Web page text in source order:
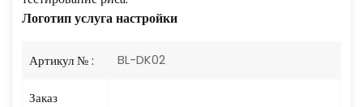
Логотипуслуга настройки
Артикул № : BL-DK02
Заказ